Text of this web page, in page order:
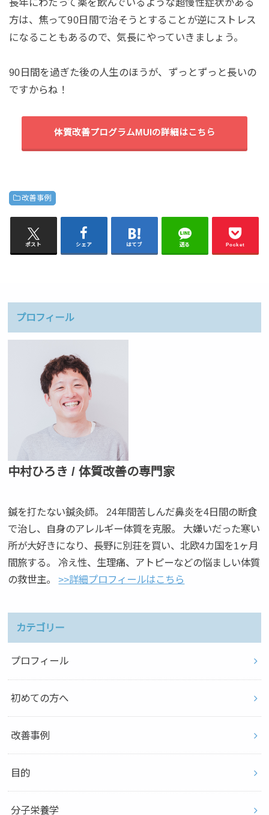
長年にわたって薬を飲んでいるような超慢性症状がある
方は、焦って90日間で治そうとすることが逆にストレス
になることもあるので、気長にやっていきましょう。
90日間を過ぎた後の人生のほうが、ずっとずっと長いの
ですからね！
体質改善プログラムMUIの詳細はこちら
改善事例
ポスト シェア はてブ 送る Pocket
プロフィール
中村ひろき / 体質改善の専門家
鍼を打たない鍼灸師。 24年間苦しんだ鼻炎を4日間の断食
で治し、自身のアレルギー体質を克服。 大嫌いだった寒い
所が大好きになり、長野に別荘を買い、北欧4カ国を1ヶ月
間旅する。 冷え性、生理痛、アトピーなどの悩ましい体質
の救世主。>>詳細プロフィールはこちら
カテゴリー
プロフィール
初めての方へ
改善事例
目的
分子栄養学